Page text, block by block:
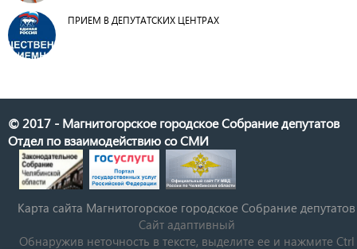
ПРИЕМ В ДЕПУТАТСКИХ ЦЕНТРАХ
© 2017 - Магнитогорское городское Собрание депутатов
Отдел по взаимодействию со СМИ
Карта сайта Магнитогорское городское Cобрание депутатов
Сайт адаптивный
Обнаружив неточность в тексте, выделите ее и нажмите Ctrl